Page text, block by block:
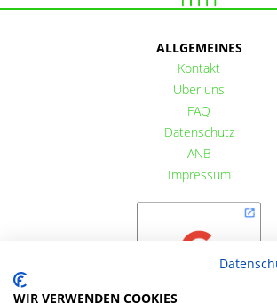
ALLGEMEINES
Kontakt
Über uns
FAQ
Datenschutz
ANB
Impressum
WIR VERWENDEN COOKIES